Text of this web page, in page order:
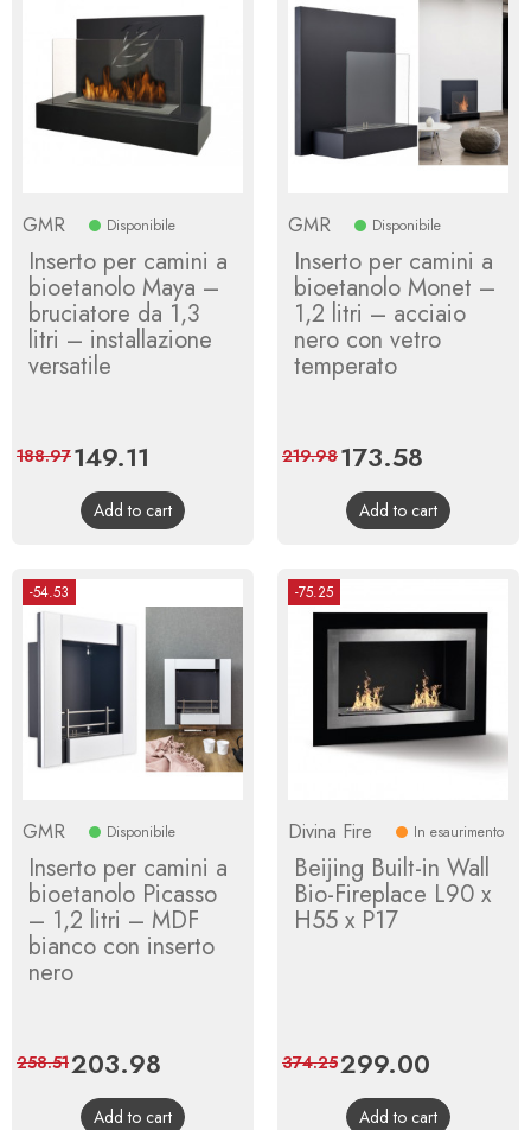
GMR Disponibile
Inserto per camini a
bioetanolo Maya –
bruciatore da 1,3
litri – installazione
versatile
Price
149.11
price
188.97
Add to cart
GMR Disponibile
Inserto per camini a
bioetanolo Monet –
1,2 litri – acciaio
nero con vetro
temperato
Price
173.58
price
219.98
Add to cart
-54.53
GMR Disponibile
Inserto per camini a
bioetanolo Picasso
– 1,2 litri – MDF
bianco con inserto
nero
Price
203.98
price
258.51
Add to cart
-75.25
Divina Fire In esaurimento
Beijing Built-in Wall
Bio-Fireplace L90 x
H55 x P17
Price
299.00
price
374.25
Add to cart